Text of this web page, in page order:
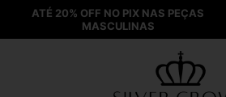
ATÉ 20% OFF NO PIX NAS PEÇAS
MASCULINAS